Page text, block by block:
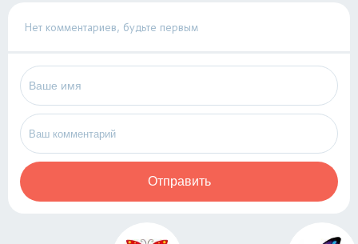
Нет комментариев, будьте первым
Отправить